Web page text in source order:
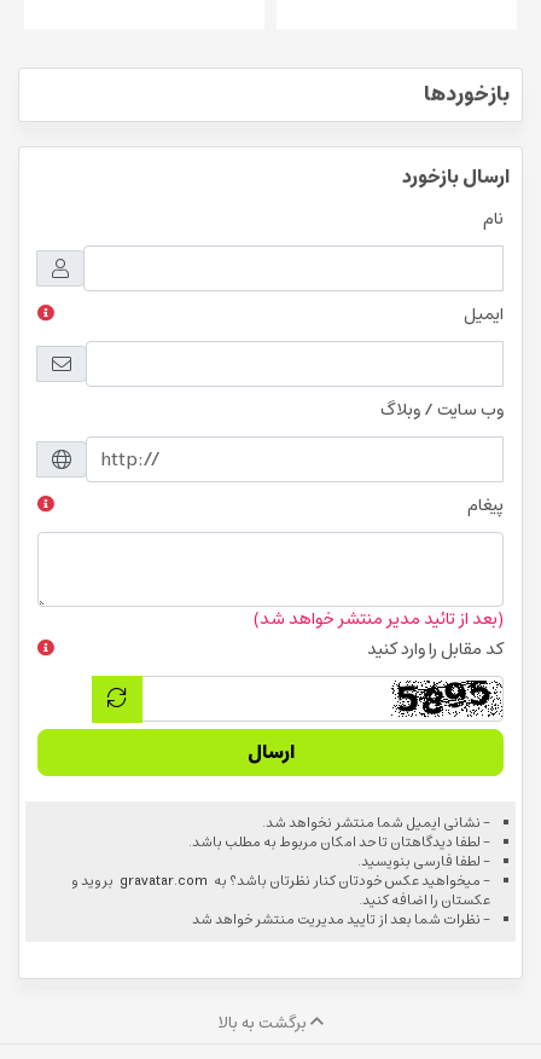
بازخوردها
ارسال بازخورد
نام
ایمیل
وب سایت / وبلاگ
پیغام
(بعد از تائید مدیر منتشر خواهد شد)
کد مقابل را وارد کنید
ارسال
- نشانی ایمیل شما منتشر نخواهد شد.
- لطفا دیدگاهتان تا حد امکان مربوط به مطلب باشد.
- لطفا فارسی بنویسید.
- میخواهید عکس خودتان کنار نظرتان باشد؟ به gravatar.com بروید و
عکستان را اضافه کنید.
- نظرات شما بعد از تایید مدیریت منتشر خواهد شد
برگشت به بالا